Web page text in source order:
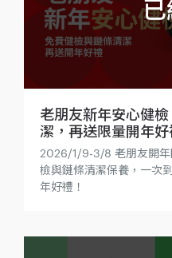
老朋友新年安心健
潔，再送限量開年好
2026/1/9-3/8 老朋友開年
檢與鏈條清潔保養，一次
年好禮！